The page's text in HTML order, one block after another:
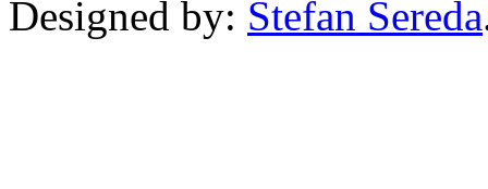
Designed by: Štefan Sereda